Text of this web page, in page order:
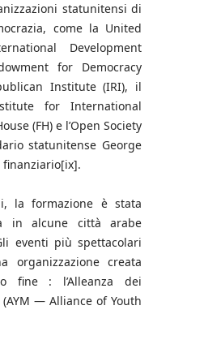
statunitensi di
come la United
Development
for Democracy
Institute (IRI), il
for International
(FH) e l’Open Society
statunitense George
finanziario[ix].
la formazione è stata
in alcune città arabe
eventi più spettacolari
creata
fine : l’Alleanza dei
— Alliance of Youth